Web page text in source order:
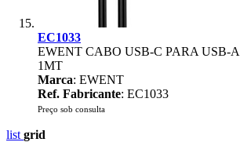
EC1033
EWENT CABO USB-C PARA USB-
1MT
Marca: EWENT
Ref. Fabricante: EC1033
Preço sob consulta
list grid